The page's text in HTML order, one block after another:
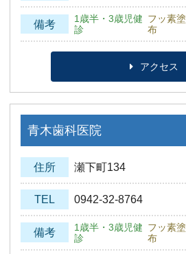
備考
1歳半・3歳児健
診
フッ素塗
布
アクセス
青木歯科医院
住所 瀬下町134
TEL 0942-32-8764
備考
1歳半・3歳児健
診
フッ素塗
布